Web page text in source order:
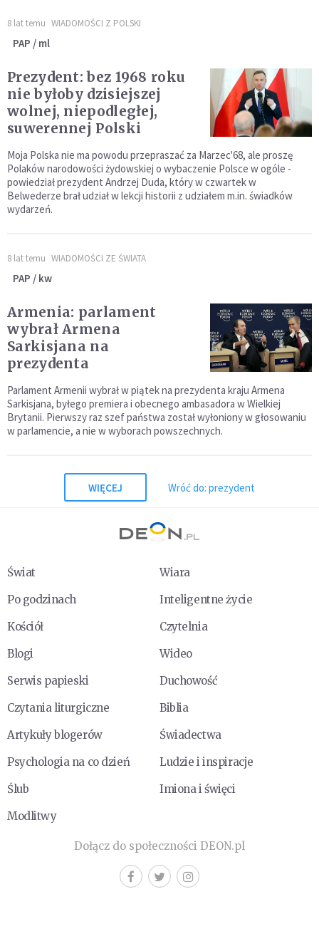
8 lat temu WIADOMOŚCI Z POLSKI
PAP / ml
Prezydent: bez 1968 roku
nie byłoby dzisiejszej
wolnej, niepodległej,
suwerennej Polski
Moja Polska nie ma powodu przepraszać za Marzec'68, ale proszę
Polaków narodowości żydowskiej o wybaczenie Polsce w ogóle -
powiedział prezydent Andrzej Duda, który w czwartek w
Belwederze brał udział w lekcji historii z udziałem m.in. świadków
wydarzeń.
8 lat temu WIADOMOŚCI ZE ŚWIATA
PAP / kw
Armenia: parlament
wybrał Armena
Sarkisjana na
prezydenta
Parlament Armenii wybrał w piątek na prezydenta kraju Armena
Sarkisjana, byłego premiera i obecnego ambasadora w Wielkiej
Brytanii. Pierwszy raz szef państwa został wyłoniony w głosowaniu
w parlamencie, a nie w wyborach powszechnych.
WIĘCEJ Wróć do: prezydent
Świat
Wiara
Po godzinach
Inteligentne życie
Kościół
Czytelnia
Blogi
Wideo
Serwis papieski
Duchowość
Czytania liturgiczne
Biblia
Artykuły blogerów
Świadectwa
Psychologia na co dzień
Ludzie i inspiracje
Ślub
Imiona i święci
Modlitwy
Dołącz do społeczności DEON.pl